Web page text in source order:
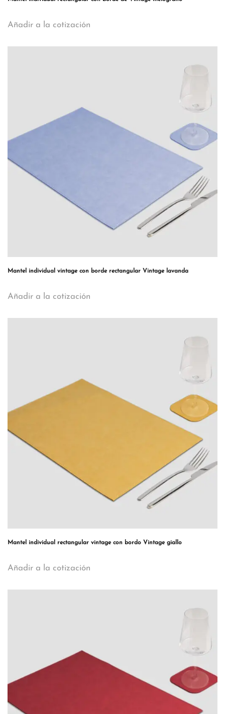
Añadir a la cotización
Mantel individual vintage con borde rectangular Vintage lavanda
Añadir a la cotización
Mantel individual rectangular vintage con bordo Vintage giallo
Añadir a la cotización